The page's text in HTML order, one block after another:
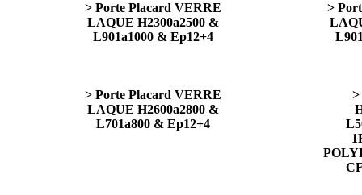
> Porte Placard VERRE
LAQUE H2300a2500 &
L901a1000 & Ep12+4
>
> Porte Placard VERRE
LAQUE H2600a2800 &
L701a800 & Ep12+4
>